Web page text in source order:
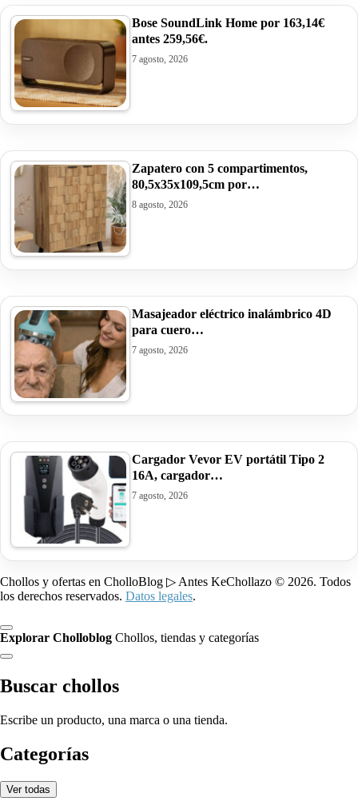
Bose SoundLink Home por 163,14€
antes 259,56€.
7 agosto, 2026
Zapatero con 5 compartimentos,
80,5x35x109,5cm por…
8 agosto, 2026
Masajeador eléctrico inalámbrico 4D
para cuero…
7 agosto, 2026
Cargador Vevor EV portátil Tipo 2
16A, cargador…
7 agosto, 2026
Chollos y ofertas en CholloBlog ▷ Antes KeChollazo © 2026. Todos
los derechos reservados. Datos legales.
Explorar Cholloblog Chollos, tiendas y categorías
Buscar chollos
Escribe un producto, una marca o una tienda.
Categorías
Ver todas